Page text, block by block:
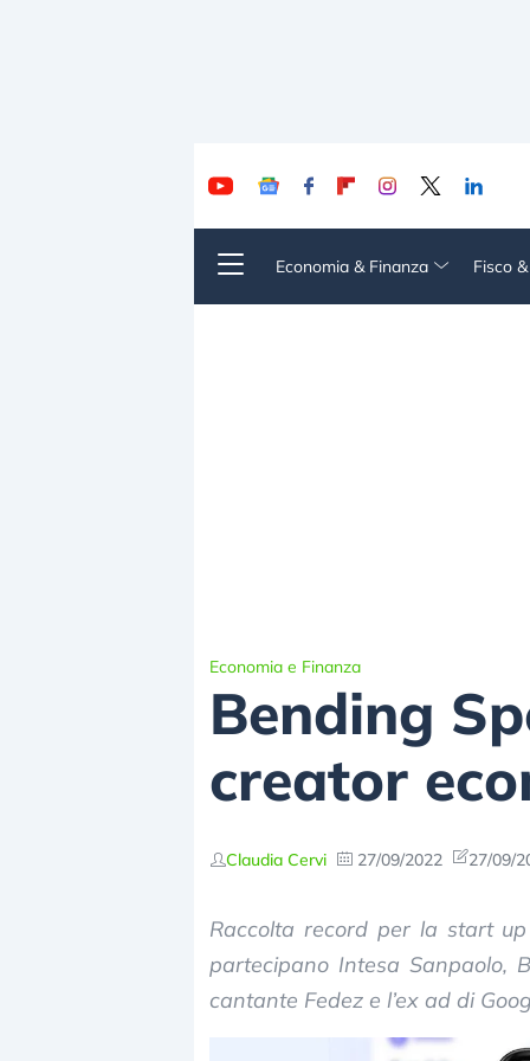
Economia & Finanza Fisco
Economia e Finanza
Bending
creator
Claudia Cervi 27/09/2022 27/09/
Raccolta record per la start
partecipano Intesa Sanpaolo,
cantante Fedez e l’ex ad di